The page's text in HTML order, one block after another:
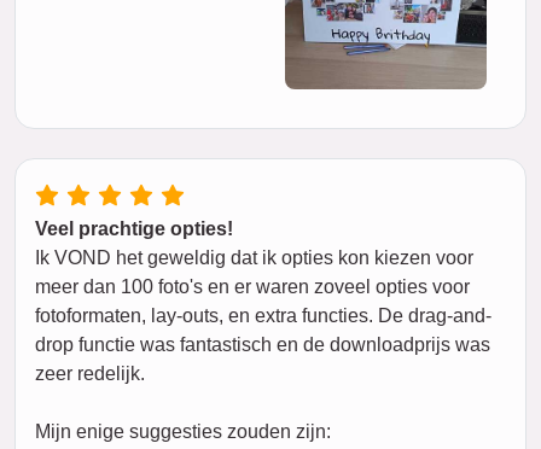
Veel prachtige opties!
Ik VOND het geweldig dat ik opties kon kiezen voor
meer dan 100 foto's en er waren zoveel opties voor
fotoformaten, lay-outs, en extra functies. De drag-and-
drop functie was fantastisch en de downloadprijs was
zeer redelijk.
Mijn enige suggesties zouden zijn: